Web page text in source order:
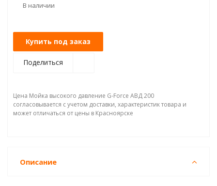
В наличии
Купить под заказ
Поделиться
Цена Мойка высокого давление G-Force ABД 200
согласовывается с учетом доставки, характеристик товара и
может отличаться от цены в Красноярске
Описание